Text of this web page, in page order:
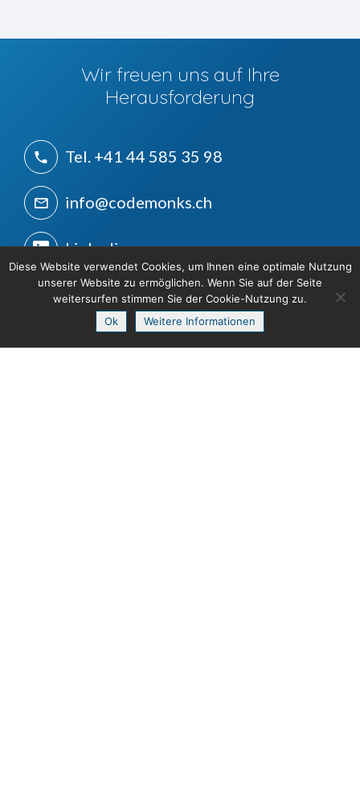
Wir freuen uns auf Ihre
Herausforderung
Tel. +41 44 585 35 98
info@codemonks.ch
Linkedin
CodeMonks
Benkemergässli 30
CH-8447 Dachsen
Diese Website verwendet Cookies, um Ihnen eine optimale Nutzung
unserer Website zu ermöglichen. Wenn Sie auf der Seite
weitersurfen stimmen Sie der Cookie-Nutzung zu.
Ok
Weitere Informationen